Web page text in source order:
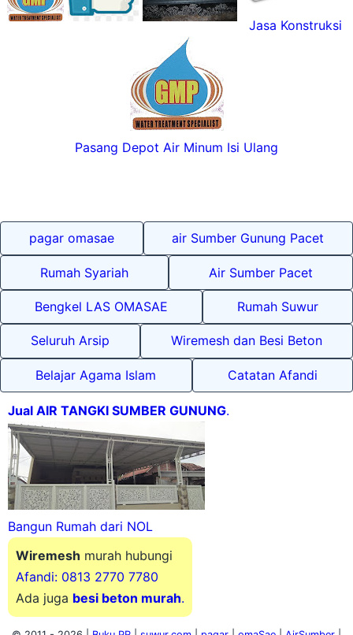
Jasa Konstruksi
Pasang Depot Air Minum Isi Ulang
pagar omasae air Sumber Gunung Pacet
Rumah Syariah Air Sumber Pacet
Bengkel LAS OMASAE Rumah Suwur
Seluruh Arsip Wiremesh dan Besi Beton
Belajar Agama Islam Catatan Afandi
Jual AIR TANGKI SUMBER GUNUNG.
Bangun Rumah dari NOL
Wiremesh murah hubungi
Afandi: 0813 2770 7780
Ada juga besi beton murah.